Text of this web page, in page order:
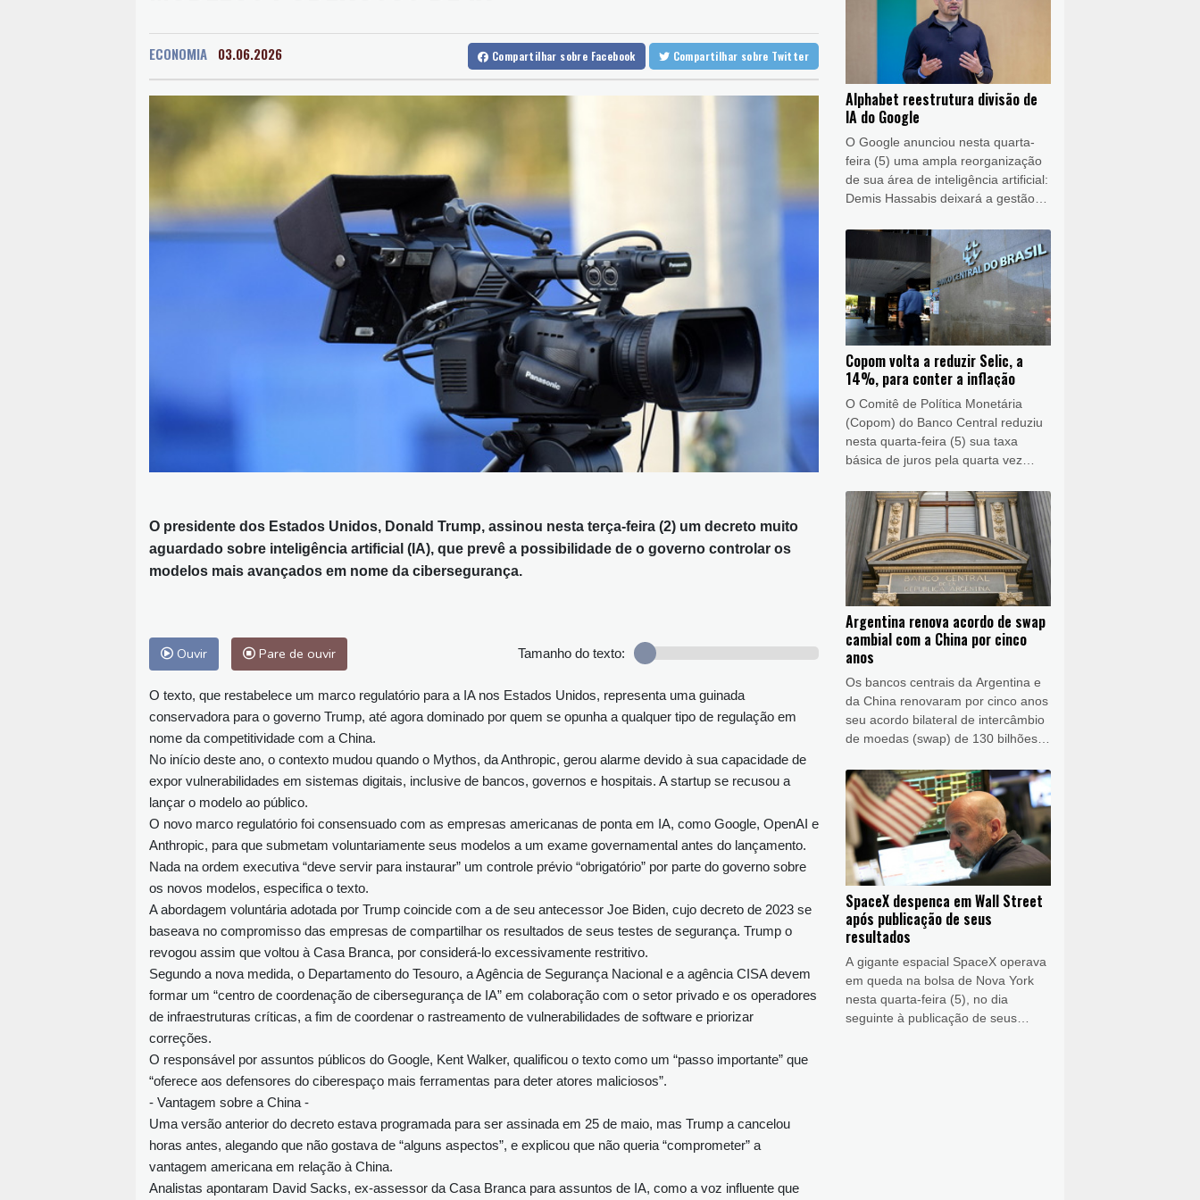
Alemanha alerta para ‘nova ameaça’ após incidente em aeroporto-chave para envios à Ucrânia
Mohamed Salah é recebido por multidão na Turquia e veste camisa do Trabzonspor
Fifa tenta superar crise com pedidos de desculpas e 'apoio total' a Infantino
ECONOMIA 03.06.2026 Compartilhar sobre Facebook Compartilhar sobre Twitter
O presidente dos Estados Unidos, Donald Trump, assinou nesta terça-feira (2) um decreto muito
aguardado sobre inteligência artificial (IA), que prevê a possibilidade de o governo controlar os
modelos mais avançados em nome da cibersegurança.
Ouvir Pare de ouvir Tamanho do texto:
O texto, que restabelece um marco regulatório para a IA nos Estados Unidos, representa uma guinada
conservadora para o governo Trump, até agora dominado por quem se opunha a qualquer tipo de regulação em
nome da competitividade com a China.
No início deste ano, o contexto mudou quando o Mythos, da Anthropic, gerou alarme devido à sua capacidade de
expor vulnerabilidades em sistemas digitais, inclusive de bancos, governos e hospitais. A startup se recusou a
lançar o modelo ao público.
O novo marco regulatório foi consensuado com as empresas americanas de ponta em IA, como Google, OpenAI e
Anthropic, para que submetam voluntariamente seus modelos a um exame governamental antes do lançamento.
Nada na ordem executiva “deve servir para instaurar” um controle prévio “obrigatório” por parte do governo sobre
os novos modelos, especifica o texto.
A abordagem voluntária adotada por Trump coincide com a de seu antecessor Joe Biden, cujo decreto de 2023 se
baseava no compromisso das empresas de compartilhar os resultados de seus testes de segurança. Trump o
revogou assim que voltou à Casa Branca, por considerá-lo excessivamente restritivo.
Segundo a nova medida, o Departamento do Tesouro, a Agência de Segurança Nacional e a agência CISA devem
formar um “centro de coordenação de cibersegurança de IA” em colaboração com o setor privado e os operadores
de infraestruturas críticas, a fim de coordenar o rastreamento de vulnerabilidades de software e priorizar
correções.
O responsável por assuntos públicos do Google, Kent Walker, qualificou o texto como um “passo importante” que
“oferece aos defensores do ciberespaço mais ferramentas para deter atores maliciosos”.
- Vantagem sobre a China -
Uma versão anterior do decreto estava programada para ser assinada em 25 de maio, mas Trump a cancelou
horas antes, alegando que não gostava de “alguns aspectos”, e explicou que não queria “comprometer” a
vantagem americana em relação à China.
Analistas apontaram David Sacks, ex-assessor da Casa Branca para assuntos de IA, como a voz influente que
Alphabet reestrutura divisão de
IA do Google
O Google anunciou nesta quarta-
feira (5) uma ampla reorganização
de sua área de inteligência artificial:
Demis Hassabis deixará a gestão
desenvolvimentos mais avançados
da IA e à estratégia de longo prazo.
Copom volta a reduzir Selic, a
14%, para conter a inflação
O Comitê de Política Monetária
(Copom) do Banco Central reduziu
nesta quarta-feira (5) sua taxa
básica de juros pela quarta vez
eleições de outubro, nas quais o
presidente Luiz Inácio Lula da Silva
(PT) buscará a reeleição.
Argentina renova acordo de swap
cambial com a China por cinco
anos
Os bancos centrais da Argentina e
da China renovaram por cinco anos
seu acordo bilateral de intercâmbio
de moedas (swap) de 130 bilhões
bilhões de reais, na cotação atual),
que vigora desde 2009, informou a
autoridade monetária argentina
nesta quarta-feira (5).
SpaceX despenca em Wall Street
após publicação de seus
resultados
A gigante espacial SpaceX operava
em queda na bolsa de Nova York
nesta quarta-feira (5), no dia
seguinte à publicação de seus